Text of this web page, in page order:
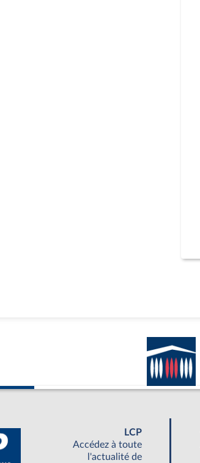
LCP
Accédez à toute
l'actualité de